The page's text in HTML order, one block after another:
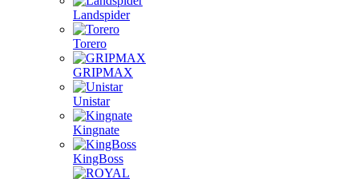
Landspider
Torero
GRIPMAX
Unistar
Kingnate
KingBoss